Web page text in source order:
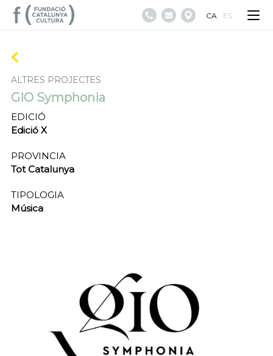
CA ES
ALTRES PROJECTES
GIO Symphonia
EDICIÓ
Edició X
PROVINCIA
Tot Catalunya
TIPOLOGIA
Música